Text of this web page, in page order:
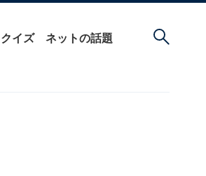
クイズ ネットの話題